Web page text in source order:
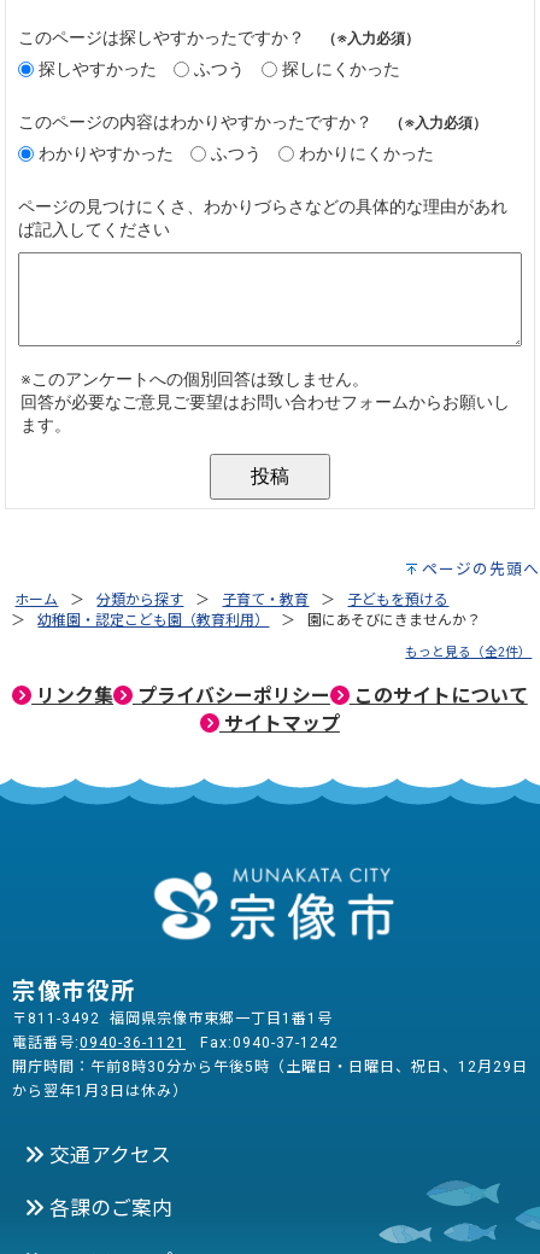
ページの先頭へ
ホーム 分類から探す 子育て・教育
子どもを預ける
幼稚園・認定こども園（教育利用）
園にあそびにきませんか？
もっと見る（全2件）
リンク集 プライバシーポリシー
このサイトについて
サイトマップ
宗像市役所
〒811-3492 福岡県宗像市東郷一丁目1番1号
電話番号:0940-36-1121
Fax:0940-37-1242
開庁時間：午前8時30分から午後5時（土曜日・日曜日、祝日、12月29日
から翌年1月3日は休み）
交通アクセス
各課のご案内